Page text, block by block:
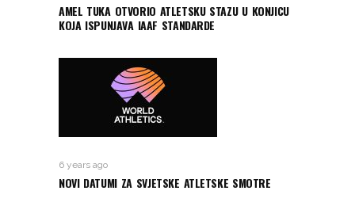
AMEL TUKA OTVORIO ATLETSKU STAZU U KONJICU
KOJA ISPUNJAVA IAAF STANDARDE
6 years ago
NOVI DATUMI ZA SVJETSKE ATLETSKE SMOTRE